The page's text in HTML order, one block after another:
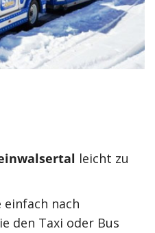
leicht zu
einfach nach
den Taxi oder Bus